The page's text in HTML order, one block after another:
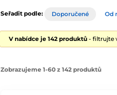
Seřadit podle: Doporučené Od
V nabídce je 142 produktů - filtrujte
Zobrazujeme 1-60 z 142 produktů